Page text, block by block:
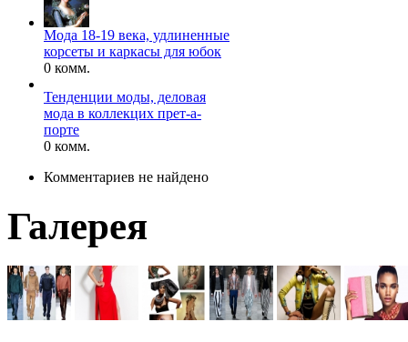
Мода 18-19 века, удлиненные
корсеты и каркасы для юбок
0 комм.
Тенденции моды, деловая
мода в коллекцих прет-а-
порте
0 комм.
Комментариев не найдено
Галерея